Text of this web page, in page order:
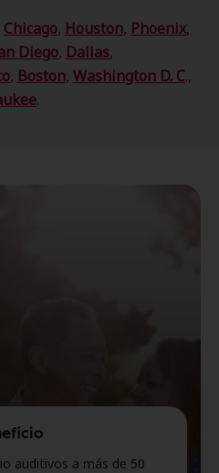
Chicago, Houston, Phoenix,
Diego, Dallas,
, Boston, Washington D. C.,
.
auditivos a más de 50